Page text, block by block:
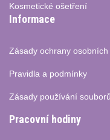
Kosmetické ošetření
Informace
Zásady ochrany osobních
Pravidla a podmínky
Zásady používání
Pracovní hodiny